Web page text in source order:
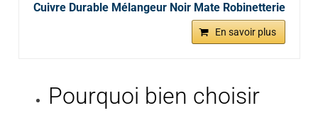
Cuivre Durable Mélangeur Noir Mate Robinetterie
En savoir plus
Pourquoi bien choisir